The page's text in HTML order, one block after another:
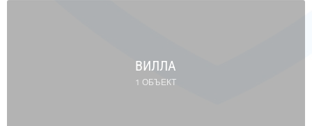
ВИЛЛА
1 ОБЪЕКТ